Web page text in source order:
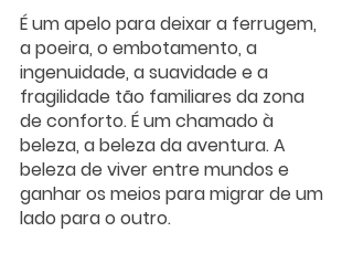
É um apelo para deixar a ferrugem,
a poeira, o embotamento, a
ingenuidade, a suavidade e a
fragilidade tão familiares da zona
de conforto. É um chamado à
beleza, a beleza da aventura. A
beleza de viver entre mundos e
ganhar os meios para migrar de um
lado para o outro.